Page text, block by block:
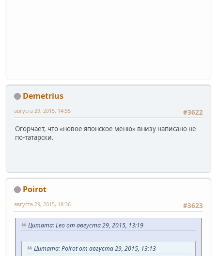
Demetrius
#3622
августа 29, 2015, 14:55
Огорчает, что «новое японское меню» внизу написано не
по-татарски.
Poirot
#3623
августа 29, 2015, 18:36
Цитата: Leo от августа 29, 2015, 13:19
Цитата: Poirot от августа 29, 2015, 13:13